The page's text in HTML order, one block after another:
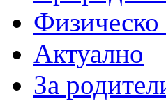
Физическо
Актуално
За